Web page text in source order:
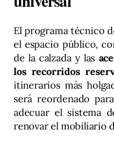
El programa técnico
el espacio público,
de la calzada y las
los recorridos
itinerarios más
será reordenado
adecuar el sistema
renovar el mobiliario